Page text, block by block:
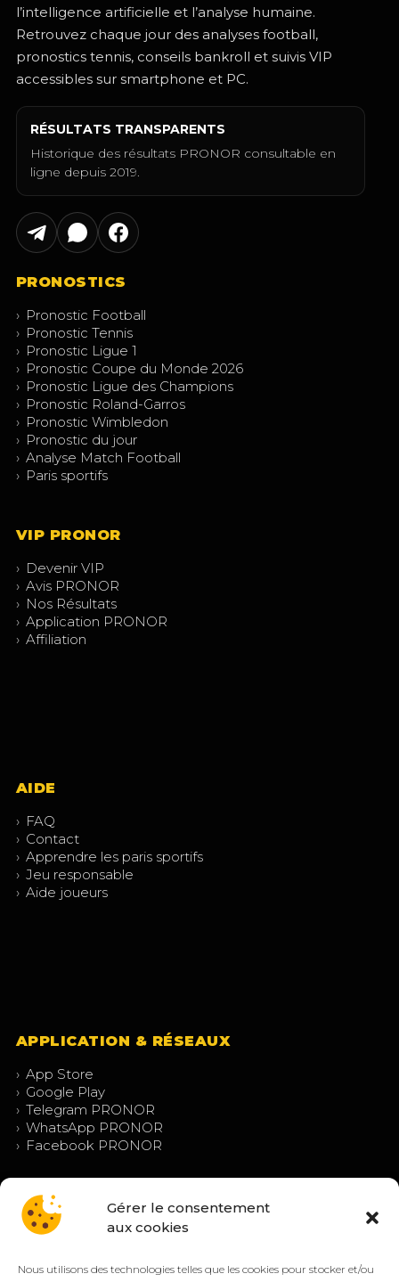
Gérer le consentement
aux cookies
Nous utilisons des technologies telles que les cookies pour stocker et/ou
l’intelligence artificielle et l’analyse humaine.
Retrouvez chaque jour des analyses football,
pronostics tennis, conseils bankroll et suivis VIP
accessibles sur smartphone et PC.
RÉSULTATS TRANSPARENTS
Historique des résultats PRONOR consultable en
ligne depuis 2019.
PRONOSTICS
› Pronostic Football
› Pronostic Tennis
› Pronostic Ligue 1
› Pronostic Coupe du Monde 2026
› Pronostic Ligue des Champions
› Pronostic Roland-Garros
› Pronostic Wimbledon
› Pronostic du jour
› Analyse Match Football
› Paris sportifs
VIP PRONOR
› Devenir VIP
› Avis PRONOR
› Nos Résultats
› Application PRONOR
› Affiliation
AIDE
› FAQ
› Contact
› Apprendre les paris sportifs
› Jeu responsable
› Aide joueurs
APPLICATION & RÉSEAUX
› App Store
› Google Play
› Telegram PRONOR
› WhatsApp PRONOR
› Facebook PRONOR